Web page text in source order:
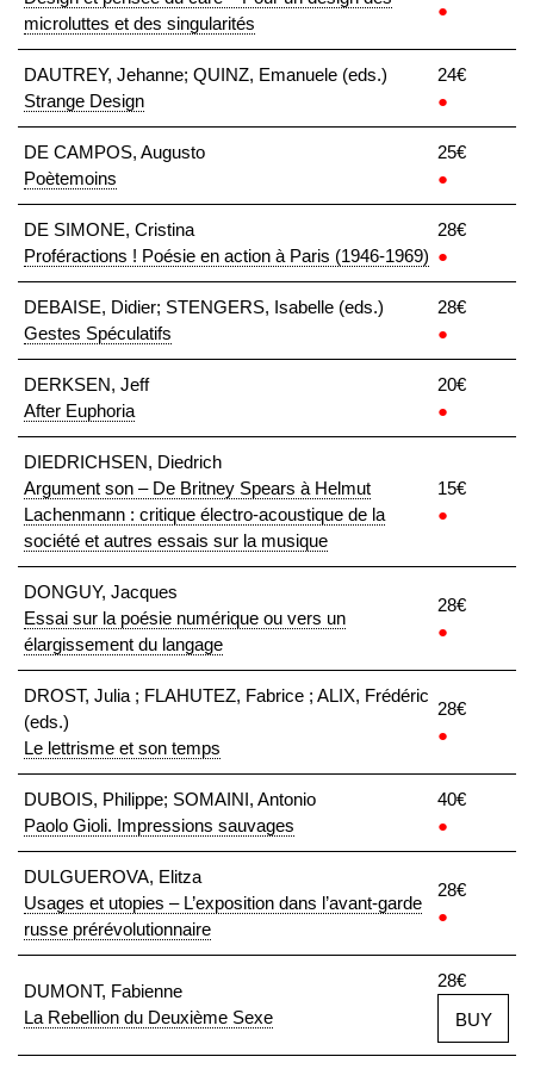
microluttes et des singularités
●
DAUTREY, Jehanne; QUINZ, Emanuele (eds.)
Strange Design
24€
●
DE CAMPOS, Augusto
Poètemoins
25€
●
DE SIMONE, Cristina
Proféractions ! Poésie en action à Paris (1946-1969)
28€
●
DEBAISE, Didier; STENGERS, Isabelle (eds.)
Gestes Spéculatifs
28€
●
DERKSEN, Jeff
After Euphoria
20€
●
DIEDRICHSEN, Diedrich
Argument son – De Britney Spears à Helmut
Lachenmann : critique électro-acoustique de la
société et autres essais sur la musique
15€
●
DONGUY, Jacques
Essai sur la poésie numérique ou vers un
élargissement du langage
28€
●
DROST, Julia ; FLAHUTEZ, Fabrice ; ALIX, Frédéric
(eds.)
Le lettrisme et son temps
28€
●
DUBOIS, Philippe; SOMAINI, Antonio
Paolo Gioli. Impressions sauvages
40€
●
DULGUEROVA, Elitza
Usages et utopies – L’exposition dans l’avant-garde
russe prérévolutionnaire
28€
●
DUMONT, Fabienne
La Rebellion du Deuxième Sexe
28€
BUY